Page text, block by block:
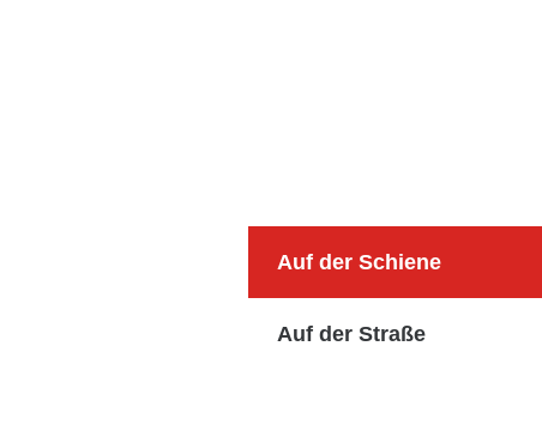
Auf der Schiene
Auf der Straße